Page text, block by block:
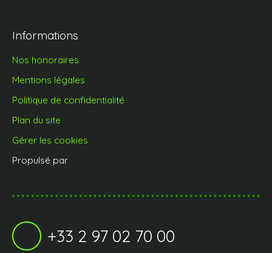
Informations
Nos honoraires
Mentions légales
Politique de confidentialité
Plan du site
Gérer les cookies
Propulsé par
+33 2 97 02 70 00